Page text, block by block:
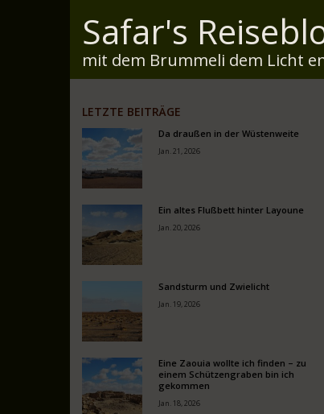
Safar's
mit dem Brummeli dem Licht
LETZTE BEITRÄGE
Da draußen in der Wüstenweite
Jan. 21, 2026
Ein altes Flußbett hinter Layoune
Jan. 20, 2026
Sandsturm und Zwielicht
Jan. 19, 2026
Eine Zaouia wollte ich finden – zu
einem Schützengraben bin ich
gekommen
Jan. 18, 2026